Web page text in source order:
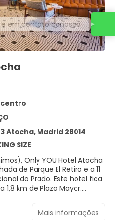
centro
Atocha, Madrid 28014
SIZE
Only YOU Hotel Atocha
de Parque El Retiro e a 11
Este hotel fica
1,8 km de Plaza Mayor.
uma academia aberta
em um terraço na cobertura.
Mais informações
em contato conosco